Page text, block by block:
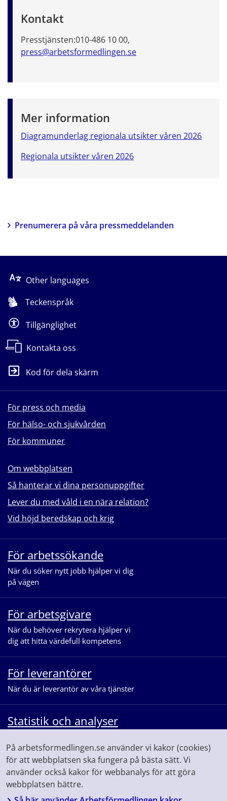
På arbetsformedlingen.se använder vi kakor (cookies)
för att webbplatsen ska fungera på bästa sätt. Vi
använder också kakor för webbanalys för att göra
webbplatsen bättre.
Kontakt
Presstjänsten:010-486 10 00,
press@arbetsformedlingen.se
Mer information
Diagramunderlag regionala utsikter våren 2026
Regionala utsikter våren 2026
Prenumerera på våra pressmeddelanden
Other languages
Teckenspråk
Tillgänglighet
Kontakta oss
Kod för dela skärm
För press och media
För hälso- och sjukvården
För kommuner
Om webbplatsen
Så hanterar vi dina personuppgifter
Lever du med våld i en nära relation?
Vid höjd beredskap och krig
För arbetssökande
När du söker nytt jobb hjälper vi dig
på vägen
För arbetsgivare
När du behöver rekrytera hjälper vi
dig att hitta värdefull kompetens
För leverantörer
När du är leverantör av våra tjänster
Statistik och analyser
våra analyser för arbetsmarknaden